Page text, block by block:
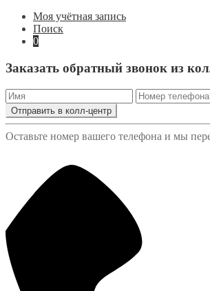
Моя учётная запись
Поиск
0
Заказать обратный звонок из
Отправить в колл-центр
Оставьте номер вашего телефона и мы